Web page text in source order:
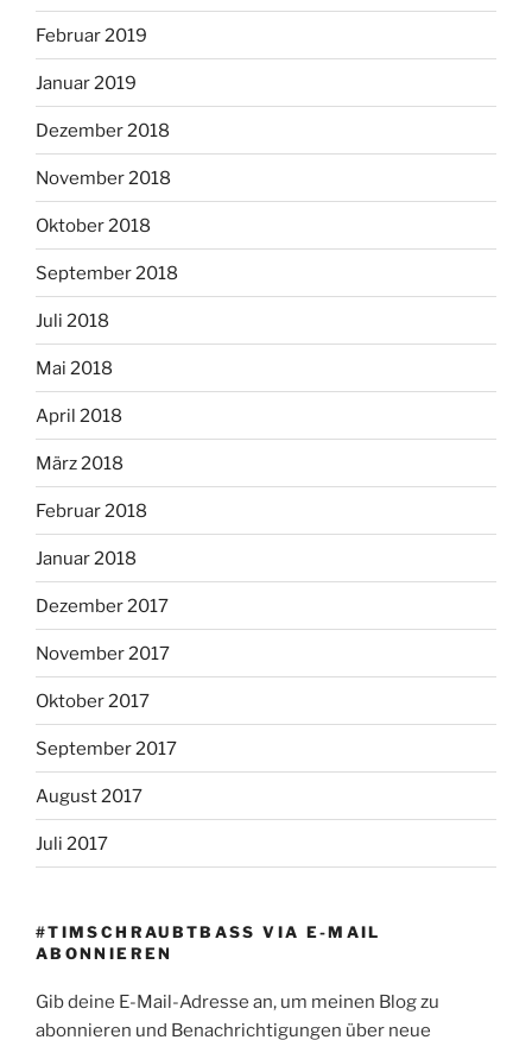
Februar 2019
Januar 2019
Dezember 2018
November 2018
Oktober 2018
September 2018
Juli 2018
Mai 2018
April 2018
März 2018
Februar 2018
Januar 2018
Dezember 2017
November 2017
Oktober 2017
September 2017
August 2017
Juli 2017
#TIMSCHRAUBTBASS VIA E-MAIL
ABONNIEREN
Gib deine E-Mail-Adresse an, um meinen Blog zu
abonnieren und Benachrichtigungen über neue